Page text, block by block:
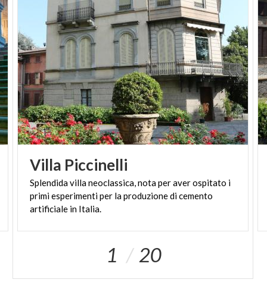
Villa Piccinelli
Splendida villa neoclassica, nota per aver ospitato i
primi esperimenti per la produzione di cemento
artificiale in Italia.
1 20